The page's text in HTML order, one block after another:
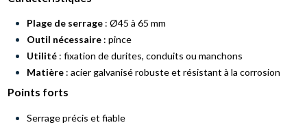
Plage de serrage: Ø45 à 65 mm
Outil nécessaire: pince
Utilité: fixation de durites, conduits ou manchons
Matière: acier galvanisé robuste et résistant à la corrosion
Points forts
Serrage précis et fiable